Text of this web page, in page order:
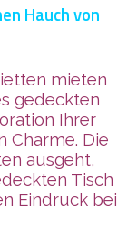
Hauch von
mieten
gedeckten
Ihrer
Charme. Die
ausgeht,
Tisch
Eindruck bei